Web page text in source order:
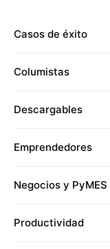
Casos de éxito
Columistas
Descargables
Emprendedores
Negocios y PyMES
Productividad